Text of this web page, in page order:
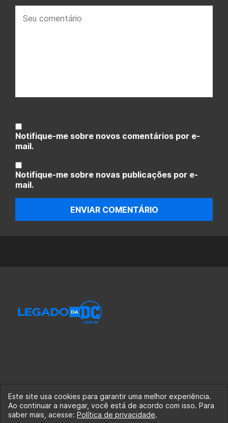
comentário:
Notifique-me sobre novos comentários por e-
mail.
Notifique-me sobre novas publicações por e-
mail.
ENVIAR COMENTÁRIO
© 2020-2026 Legado da DC, uma empresa da Legado
Enterprises.
Este site usa cookies para garantir uma melhor experiência.
Ao continuar a navegar, você está de acordo com isso. Para
saber mais, acesse: Política de privacidade.